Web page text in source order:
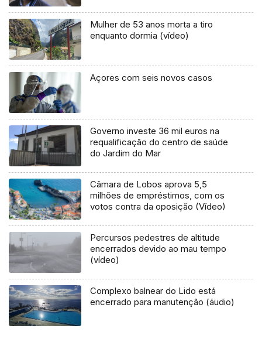
Mulher de 53 anos morta a tiro
enquanto dormia (vídeo)
Açores com seis novos casos
Governo investe 36 mil euros na
requalificação do centro de saúde
do Jardim do Mar
Câmara de Lobos aprova 5,5
milhões de empréstimos, com os
votos contra da oposição (Vídeo)
Percursos pedestres de altitude
encerrados devido ao mau tempo
(vídeo)
Complexo balnear do Lido está
encerrado para manutenção (áudio)